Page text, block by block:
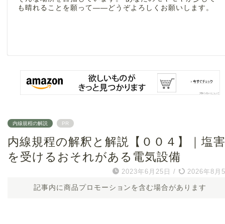
も晴れることを願って――どうぞよろしくお願いします。
内線規程の解説 PR
内線規程の解釈と解説【００４】｜塩害
を受けるおそれがある電気設備
2023年6月25日 / 2026年8月
記事内に商品プロモーションを含む場合があります